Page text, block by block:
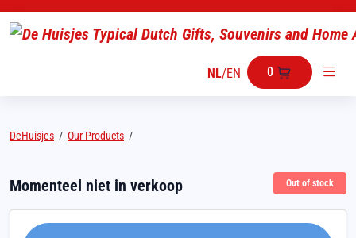
NL/EN 0
DeHuisjes / Our Products /
Momenteel niet in verkoop Out of stock